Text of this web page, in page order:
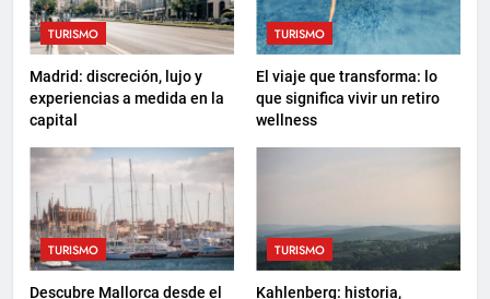
TURISMO
Madrid: discreción, lujo y
experiencias a medida en la
capital
TURISMO
El viaje que transforma: lo
que significa vivir un retiro
wellness
TURISMO
Descubre Mallorca desde el
TURISMO
Kahlenberg: historia,